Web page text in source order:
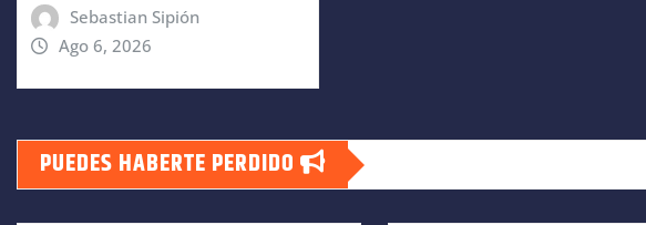
Sebastian Sipión
Ago 6, 2026
PUEDES HABERTE PERDIDO